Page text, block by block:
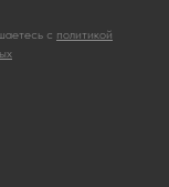
с политикой